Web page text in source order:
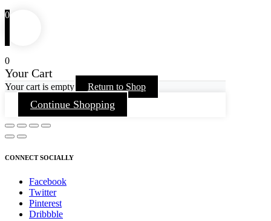
0
0
Your Cart
Your cart is empty Return to Shop
Continue Shopping
CONNECT SOCIALLY
Facebook
Twitter
Pinterest
Dribbble